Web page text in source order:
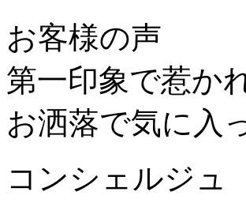
お客様の声
第一印象で惹か
お洒落で気に入
コンシェルジ